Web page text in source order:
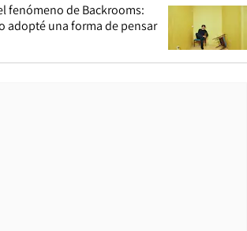
fenómeno de Backrooms:
adopté una forma de pensar